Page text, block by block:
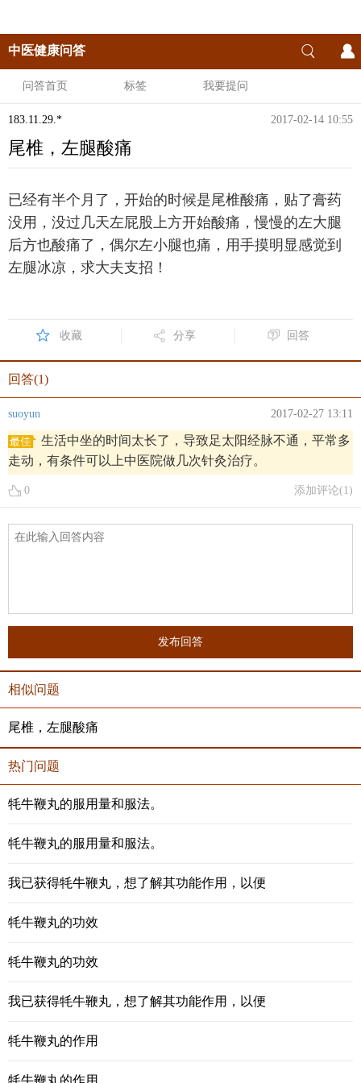
中医健康问答
问答首页 标签 我要提问
183.11.29.* 2017-02-14 10:55
尾椎，左腿酸痛
已经有半个月了，开始的时候是尾椎酸痛，贴了膏药
没用，没过几天左屁股上方开始酸痛，慢慢的左大腿
后方也酸痛了，偶尔左小腿也痛，用手摸明显感觉到
左腿冰凉，求大夫支招！
收藏 分享 回答
回答(1)
suoyun 2017-02-27 13:11
生活中坐的时间太长了，导致足太阳经脉不通，平常多
走动，有条件可以上中医院做几次针灸治疗。
0 添加评论(1)
发布回答
相似问题
尾椎，左腿酸痛
热门问题
牦牛鞭丸的服用量和服法。
牦牛鞭丸的服用量和服法。
我已获得牦牛鞭丸，想了解其功能作用，以便
牦牛鞭丸的功效
牦牛鞭丸的功效
我已获得牦牛鞭丸，想了解其功能作用，以便
牦牛鞭丸的作用
牦牛鞭丸的作用